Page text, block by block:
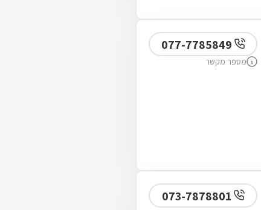
מספר מקשר